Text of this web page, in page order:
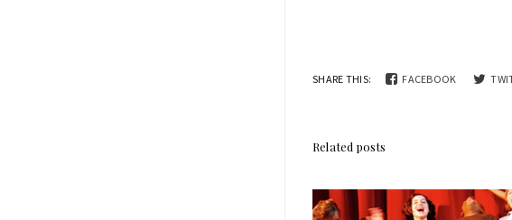
SHARE THIS: FACEBOOK
Related posts